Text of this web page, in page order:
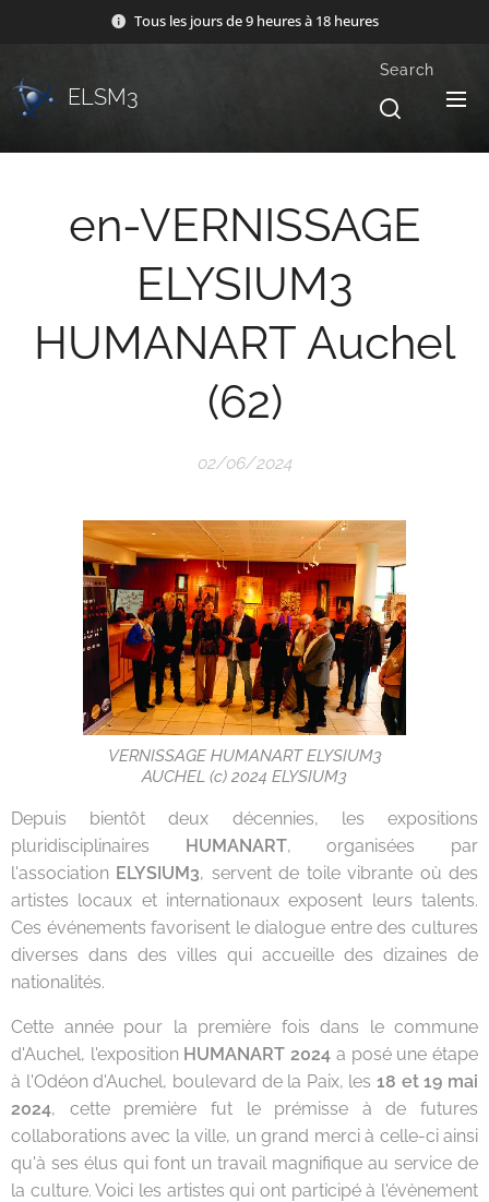
Tous les jours de 9 heures à 18 heures
ELSM3
Search
en-VERNISSAGE
ELYSIUM3
HUMANART Auchel
(62)
02/06/2024
VERNISSAGE HUMANART ELYSIUM3
AUCHEL (c) 2024 ELYSIUM3
Depuis bientôt deux décennies, les expositions
pluridisciplinaires HUMANART, organisées par
l'association ELYSIUM3, servent de toile vibrante où des
artistes locaux et internationaux exposent leurs talents.
Ces événements favorisent le dialogue entre des cultures
diverses dans des villes qui accueille des dizaines de
nationalités.
Cette année pour la première fois dans le commune
d'Auchel, l'exposition HUMANART 2024 a posé une étape
à l'Odéon d'Auchel, boulevard de la Paix, les18 et 19 mai
2024, cette première fut le prémisse à de futures
collaborations avec la ville, un grand merci à celle-ci ainsi
qu'à ses élus qui font un travail magnifique au service de
la culture. Voici les artistes qui ont participé à l'évènement